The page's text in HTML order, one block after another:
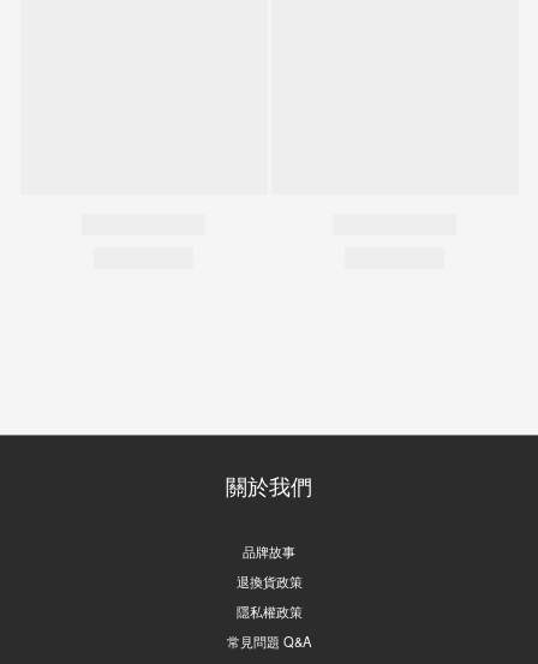
關於我們
品牌故事
退換貨政策
隱私權政策
常見問題 Q&A